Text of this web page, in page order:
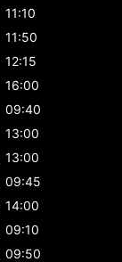
11:10
11:50
12:15
16:00
09:40
13:00
13:00
09:45
14:00
09:10
09:50